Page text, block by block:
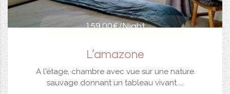
159.00€/Night
L’amazone
A l'étage, chambre avec vue sur une nature
sauvage donnant un tableau vivant ...